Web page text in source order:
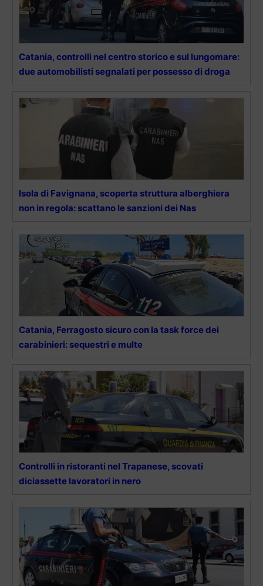
Catania, controlli nel centro storico e sul lungomare:
due automobilisti segnalati per possesso di droga
Isola di Favignana, scoperta struttura alberghiera
non in regola: scattano le sanzioni dei Nas
Catania, Ferragosto sicuro con la task force dei
carabinieri: sequestri e multe
Controlli in ristoranti nel Trapanese, scovati
diciassette lavoratori in nero